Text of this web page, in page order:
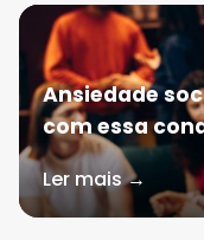
Ansiedade
com essa
Ler mais →